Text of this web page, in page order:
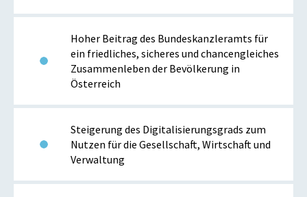
Hoher Beitrag des Bundeskanzleramts für
ein friedliches, sicheres und chancengleiches
Zusammenleben der Bevölkerung in
Österreich
Steigerung des Digitalisierungsgrads zum
Nutzen für die Gesellschaft, Wirtschaft und
Verwaltung